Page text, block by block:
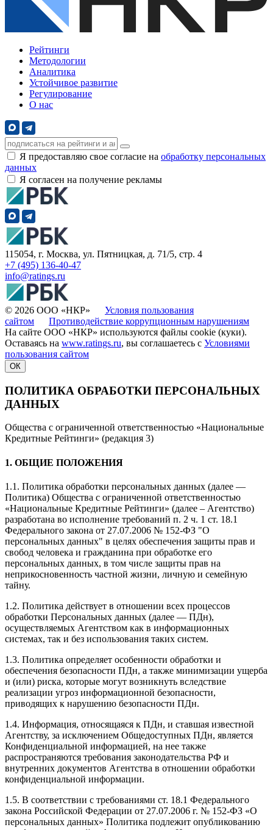
Рейтинги
Методологии
Аналитика
Устойчивое развитие
Регулирование
О нас
Я предоставляю свое согласие на обработку персональных
данных
Я согласен на получение рекламы
115054, г. Москва, ул. Пятницкая, д. 71/5, стр. 4
+7 (495) 136-40-47
info@ratings.ru
© 2026 ООО «НКР» Условия пользования
сайтом
Противодействие коррупционным нарушениям
На сайте ООО «НКР» используются файлы cookie (куки).
Оставаясь на www.ratings.ru, вы соглашаетесь с Условиями
пользования сайтом
ОК
ПОЛИТИКА ОБРАБОТКИ ПЕРСОНАЛЬНЫХ
ДАННЫХ
Общества с ограниченной ответственностью «Национальные
Кредитные Рейтинги» (редакция 3)
1. ОБЩИЕ ПОЛОЖЕНИЯ
1.1. Политика обработки персональных данных (далее —
Политика) Общества с ограниченной ответственностью
«Национальные Кредитные Рейтинги» (далее – Агентство)
разработана во исполнение требований п. 2 ч. 1 ст. 18.1
Федерального закона от 27.07.2006 № 152-ФЗ "О
персональных данных" в целях обеспечения защиты прав и
свобод человека и гражданина при обработке его
персональных данных, в том числе защиты прав на
неприкосновенность частной жизни, личную и семейную
тайну.
1.2. Политика действует в отношении всех процессов
обработки Персональных данных (далее — ПДн),
осуществляемых Агентством как в информационных
системах, так и без использования таких систем.
1.3. Политика определяет особенности обработки и
обеспечения безопасности ПДн, а также минимизации ущерба
и (или) риска, которые могут возникнуть вследствие
реализации угроз информационной безопасности,
приводящих к нарушению безопасности ПДн.
1.4. Информация, относящаяся к ПДн, и ставшая известной
Агентству, за исключением Общедоступных ПДн, является
Конфиденциальной информацией, на нее также
распространяются требования законодательства РФ и
внутренних документов Агентства в отношении обработки
конфиденциальной информации.
1.5. В соответствии с требованиями ст. 18.1 Федерального
закона Российской Федерации от 27.07.2006 г. № 152-ФЗ «О
персональных данных» Политика подлежит опубликованию